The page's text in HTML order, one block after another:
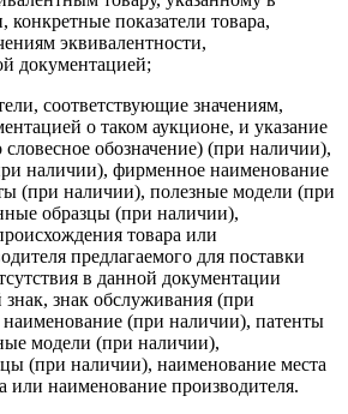
показатели товара,
эквивалентности,
документацией;
соответствующие значениям,
о таком аукционе, и указание
обозначение) (при наличии),
наличии), фирменное наименование
(при наличии), полезные модели (при
образцы (при наличии),
товара или
предлагаемого для поставки
в данной документации
знак обслуживания (при
(при наличии), патенты
модели (при наличии),
(при наличии), наименование места
или наименование производителя.